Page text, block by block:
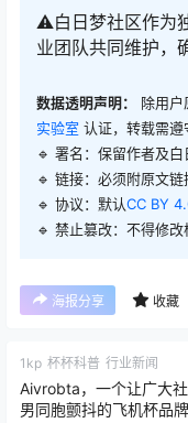
⚠️白日梦社区作为
业团队共同维护，
数据透明声明： 除用
实验室 认证，转载需遵
🔹 署名：保留作者及白
🔹 链接：必须附原文链
🔹 协议：默认CC BY
🔹 禁止篡改：不得修
海报分享 收藏
1kp 杯杯科普 行业新闻
Aivrobta，一个让广大
男同胞颤抖的飞机杯品牌